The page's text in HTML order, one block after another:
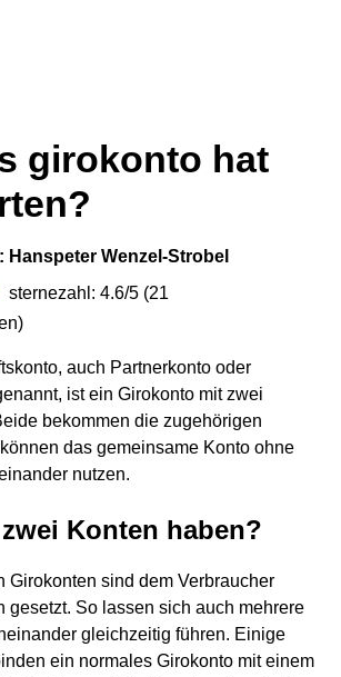
girokonto hat
Hanspeter Wenzel-Strobel
sternezahl: 4.6/5 (21
)
auch Partnerkonto oder
ist ein Girokonto mit zwei
bekommen die zugehörigen
das gemeinsame Konto ohne
nutzen.
Konten haben?
Girokonten sind dem Verbraucher
gesetzt. So lassen sich auch mehrere
gleichzeitig führen. Einige
ein normales Girokonto mit einem